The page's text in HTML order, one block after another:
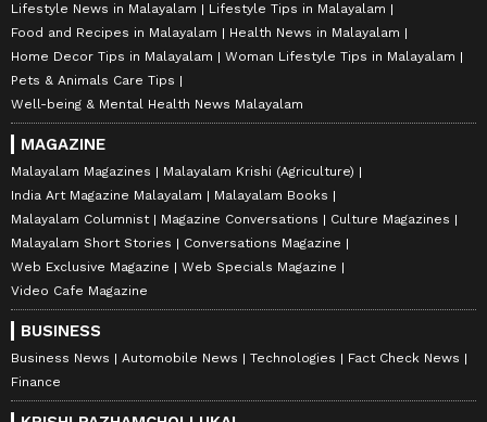
Lifestyle News in Malayalam
Lifestyle Tips in Malayalam
Food and Recipes in Malayalam
Health News in Malayalam
Home Decor Tips in Malayalam
Woman Lifestyle Tips in Malayalam
Pets & Animals Care Tips
Well-being & Mental Health News Malayalam
MAGAZINE
Malayalam Magazines
Malayalam Krishi (Agriculture)
India Art Magazine Malayalam
Malayalam Books
Malayalam Columnist
Magazine Conversations
Culture Magazines
Malayalam Short Stories
Conversations Magazine
Web Exclusive Magazine
Web Specials Magazine
Video Cafe Magazine
BUSINESS
Business News Automobile News Technologies
Fact Check News
Finance